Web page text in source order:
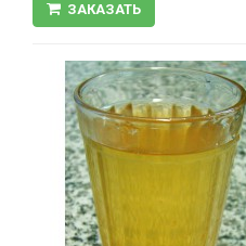
ЗАКАЗАТЬ